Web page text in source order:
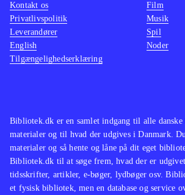
Bibliotek.dk er en samlet indgang til alle
materialer og til hvad der udgives i Danmark.
materialer og så hente og låne på dit eget
Bibliotek.dk til at søge frem, hvad der er
tidsskrifter, artikler, e-bøger, lydbøger osv.
et fysisk bibliotek, men en database og service
Kontakt os
Privatlivspolitik
Leverandører
English
Tilgængelighedserklæring
Film
Musik
Spil
Noder